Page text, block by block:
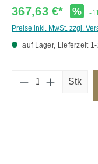
367,63 €* % -
Preise inkl. MwSt. zzgl.
auf Lager, Lieferzeit 1-
Produkt Stk